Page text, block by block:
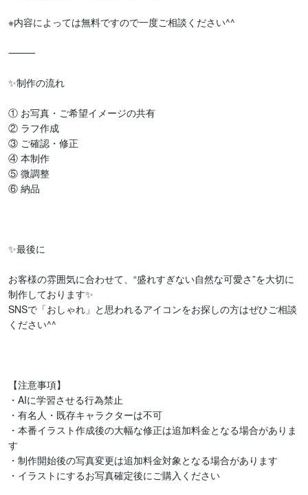
※内容によっては無料ですので一度ご相談ください^^
⸻
✨制作の流れ
① お写真・ご希望イメージの共有
② ラフ作成
③ ご確認・修正
④ 本制作
⑤ 微調整
⑥ 納品
✨最後に
お客様の雰囲気に合わせて、“盛れすぎない自然な可愛さ”を大切に
制作しております✨
SNSで「おしゃれ」と思われるアイコンをお探しの方はぜひご相談
ください^^
【注意事項】
・AIに学習させる行為禁止
・有名人・既存キャラクターは不可
・本番イラスト作成後の大幅な修正は追加料金となる場合がありま
す
・制作開始後の写真変更は追加料金対象となる場合があります
・イラストにするお写真確定後にご購入ください